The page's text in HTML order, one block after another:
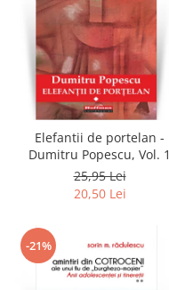
Elefantii de portelan -
Dumitru Popescu, Vol. 1
25,95 Lei
20,50 Lei
-21%